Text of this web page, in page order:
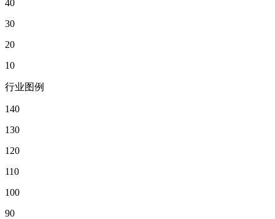
40
30
20
10
行业图例
140
130
120
110
100
90